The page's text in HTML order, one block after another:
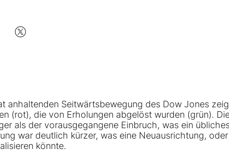
anhaltenden Seitwärtsbewegung des Dow Jones
(rot), die von Erholungen abgelöst wurden (grün).
als der vorausgegangene Einbruch, was ein
war deutlich kürzer, was eine Neuausrichtung,
könnte.